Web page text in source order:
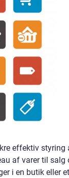
effektiv styring
af varer til salg
i en butik eller